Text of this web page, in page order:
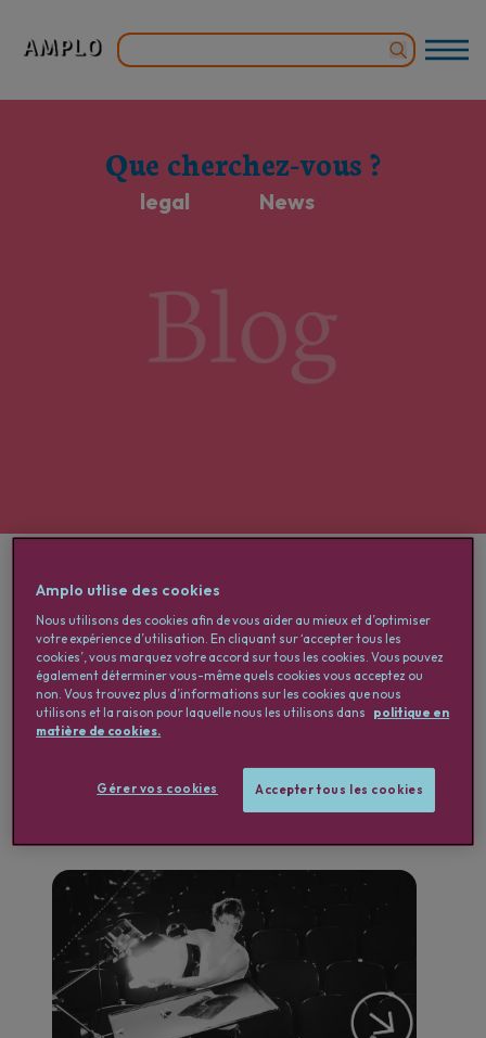
Que cherchez-vous ?
legal News
Choisir un filtre
Actualiser
Amplo utlise des cookies
Nous utilisons des cookies afin de vous aider au mieux et d’optimiser
votre expérience d’utilisation. En cliquant sur ‘accepter tous les
cookies’, vous marquez votre accord sur tous les cookies. Vous pouvez
également déterminer vous-même quels cookies vous acceptez ou
non. Vous trouvez plus d’informations sur les cookies que nous
utilisons et la raison pour laquelle nous les utilisons dans
politique en
matière de cookies.
Accepter tous les cookies
Gérer vos cookies